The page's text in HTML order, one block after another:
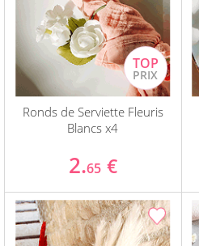
Ronds de Serviette Fleuris
Blancs x4
2.65 €